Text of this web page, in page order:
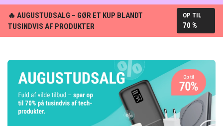
🔥 AUGUSTUDSALG – GØR ET KUP BLANDT
TUSINDVIS AF PRODUKTER
OP TIL
70 %